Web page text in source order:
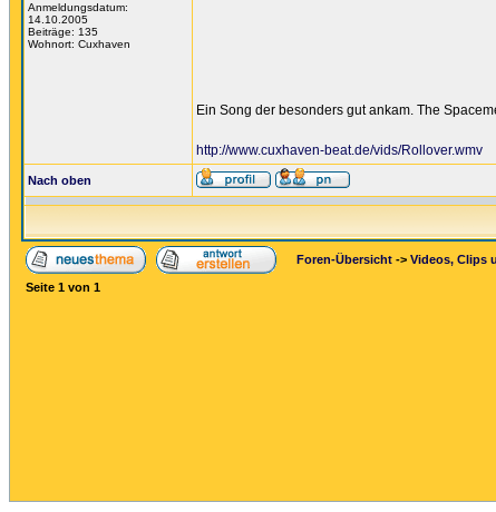
Anmeldungsdatum:
14.10.2005
Beiträge: 135
Wohnort: Cuxhaven
Ein Song der besonders gut ankam. The
http://www.cuxhaven-beat.de/vids/Rollover.wmv
Nach oben
Foren-Übersicht -> Videos, Clips
Seite 1 von 1